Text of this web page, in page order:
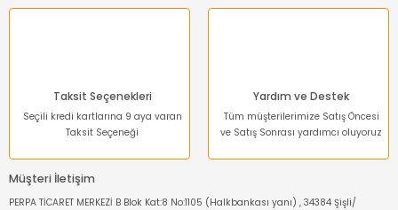
Taksit Seçenekleri
Seçili kredi kartlarına 9 aya varan
Taksit Seçeneği
Yardım ve Destek
Tüm müşterilerimize Satış Öncesi
ve Satış Sonrası yardımcı oluyoruz
Müşteri İletişim
PERPA TİCARET MERKEZİ B Blok Kat:8 No:1105 (Halkbankası yanı) , 34384 Şişli/